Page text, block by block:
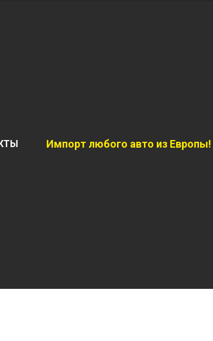
Импорт любого авто из Европы!